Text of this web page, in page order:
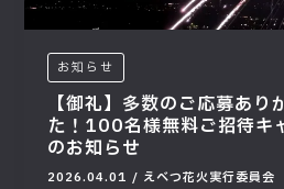
お知らせ
【御礼】多数のご応募あり
た！100名様無料ご招待キ
のお知らせ
2026.04.01 / えべつ花火実行委員会